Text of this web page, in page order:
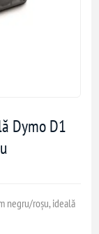
Dymo D1
negru/roșu, ideală